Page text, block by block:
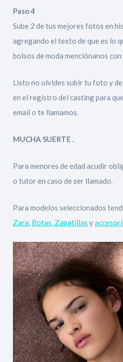
Paso 4
Sube 2 de tus mejores fotos en
agregando el texto de que es lo
bolsos de moda menciónanos
Listo no olvides subir tu foto y
en el registro del casting para
email o te llamamos.
MUCHA SUERTE .
Para menores de edad acudir
o tutor en caso de ser llamado.
Para modelos seleccionados
Zara, Botas, Zapatillas y